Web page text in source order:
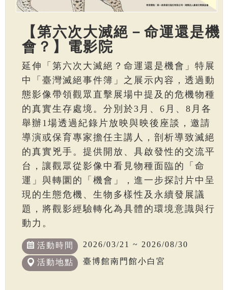
【第六次大滅絕－命運還是機
會？】電影院
延伸「第六次大滅絕？命運還是機會」特展
中「臺灣滅絕事件簿」之展示內容，透過動
態影像帶領觀眾直擊展場中提及的危機物種
的真實生存處境。分別於3月、6月、8月各
舉辦1場透過紀錄片放映與映後座談，邀請
導演或保育專家擔任主講人，剖析導致滅絕
的真實兇手。提供開放、具啟發性的交流平
台，讓觀眾從影像中看見物種面臨的「命
運」與轉圜的「機會」，進一步探討片中呈
現的生態危機、生物多樣性及永續發展議
題，將觀影經驗轉化為具體的環境意識與行
動力。
活動時間 2026/03/21 ~ 2026/08/30
活動地點 臺博館南門館小白宮